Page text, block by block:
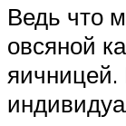
Ведь что
овсяной
яичницей.